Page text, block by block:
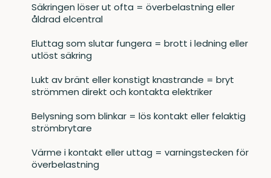
Säkringen löser ut ofta = överbelastning eller
åldrad elcentral
Eluttag som slutar fungera = brott i ledning eller
utlöst säkring
Lukt av bränt eller konstigt knastrande = bryt
strömmen direkt och kontakta elektriker
Belysning som blinkar = lös kontakt eller felaktig
strömbrytare
Värme i kontakt eller uttag = varningstecken för
överbelastning